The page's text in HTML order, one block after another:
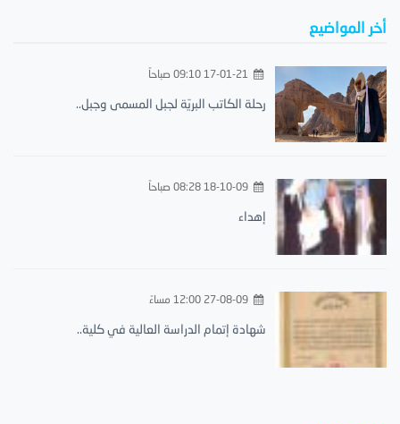
أخر المواضيع
17-01-21 09:10 صباحاً
رحلة الكاتب البريّة لجبل المسمى وجبل..
18-10-09 08:28 صباحاً
إهداء
27-08-09 12:00 مساءً
شهادة إتمام الدراسة العالية في كلية..